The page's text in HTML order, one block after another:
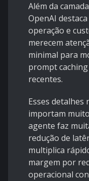
Além da
OpenAI
operação e
merecem
minimal para
prompt caching
recentes.
Esses detalhes
importam
agente faz
redução de
multiplica
margem por
operacional